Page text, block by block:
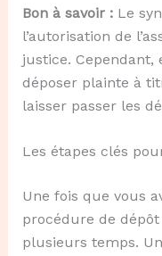
Bon à savoir :Le
l’autorisation de
justice. Cependant,
déposer plainte à
laisser passer les
Les étapes clés
Une fois que vous
procédure de
plusieurs temps.